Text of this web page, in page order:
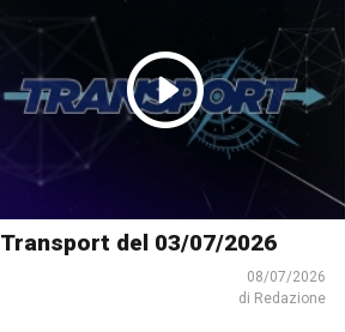
Transport del 03/07/2026
08/07/2026
di Redazione